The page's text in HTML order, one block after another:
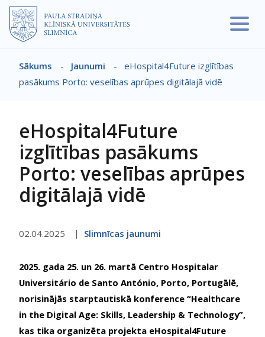
Pārlekt uz galveno saturu
Atpakaļceļš
Sākums - Jaunumi -
eHospital4Future izglītības
pasākums Porto: veselības aprūpes digitālajā vidē
eHospital4Future
izglītības pasākums
Porto: veselības aprūpes
digitālajā vidē
02.04.2025 Slimnīcas jaunumi
2025. gada 25. un 26. martā Centro Hospitalar
Universitário de Santo António, Porto, Portugālē,
norisinājās starptautiskā konference “Healthcare
in the Digital Age: Skills, Leadership & Technology”,
kas tika organizēta projekta eHospital4Future